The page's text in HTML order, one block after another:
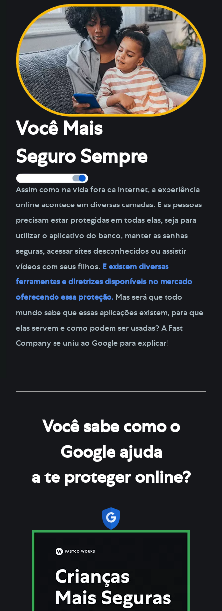
Você Mais
Seguro Sempre
Assim como na vida fora da internet, a experiência
online acontece em diversas camadas. E as pessoas
precisam estar protegidas em todas elas, seja para
utilizar o aplicativo do banco, manter as senhas
seguras, acessar sites desconhecidos ou assistir
vídeos com seus filhos. E existem diversas
ferramentas e diretrizes disponíveis no mercado
oferecendo essa proteção. Mas será que todo
mundo sabe que essas aplicações existem, para que
elas servem e como podem ser usadas? A Fast
Company se uniu ao Google para explicar!
Você sabe como o
Google ajuda
a te proteger online?